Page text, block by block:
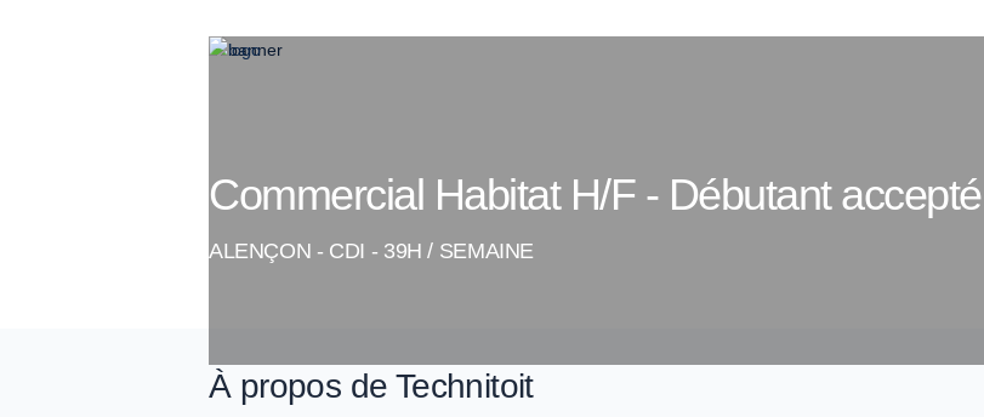
Commercial Habitat H/F - Débutant accepté
ALENÇON - CDI - 39H / SEMAINE
À propos de Technitoit